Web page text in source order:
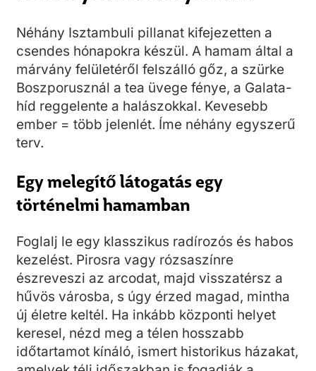
Néhány Isztambuli pillanat kifejezetten a
csendes hónapokra készül. A hamam által a
márvány felületéről felszálló gőz, a szürke
Boszporusznál a tea üvege fénye, a Galata-
híd reggelente a halászokkal. Kevesebb
ember = több jelenlét. Íme néhány egyszerű
terv.
Egy melegítő látogatás egy
történelmi hamamban
Foglalj le egy klasszikus radírozós és habos
kezelést. Pirosra vagy rózsaszínre
észreveszi az arcodat, majd visszatérsz a
hűvös városba, s úgy érzed magad, mintha
új életre keltél. Ha inkább központi helyet
keresel, nézd meg a télen hosszabb
időtartamot kínáló, ismert historikus házakat,